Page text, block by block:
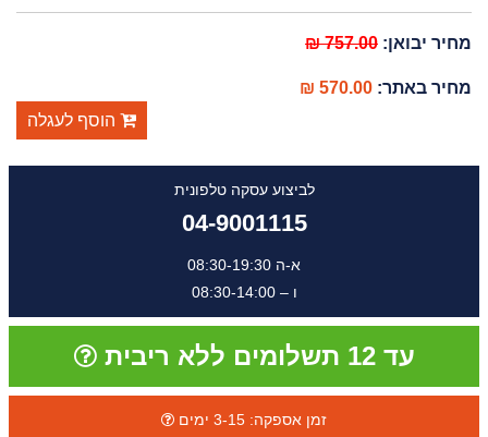
מחיר יבואן:757.00 ₪
מחיר באתר:570.00 ₪
הוסף לעגלה
לביצוע עסקה טלפונית
04-9001115
א-ה 08:30-19:30
ו – 08:30-14:00
עד 12 תשלומים ללא ריבית
זמן אספקה: 3-15 ימים